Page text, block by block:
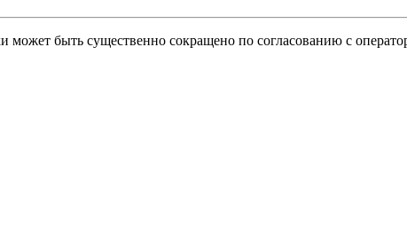
может быть существенно сокращено по согласованию с